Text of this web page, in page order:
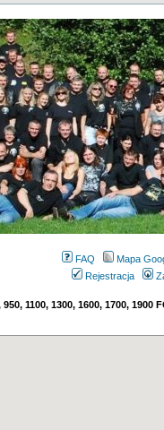
FAQ
Mapa
Rejestracja
950, 1100, 1300, 1600, 1700, 1900